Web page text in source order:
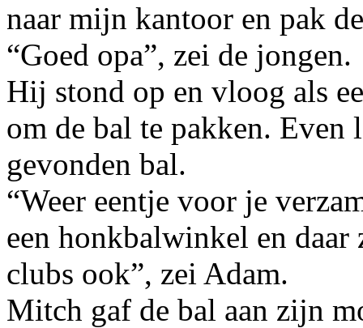
naar mijn kantoor en pak
“Goed opa”, zei de jongen.
Hij stond op en vloog als
om de bal te pakken. Even
gevonden bal.
“Weer eentje voor je
een honkbalwinkel en daar
clubs ook”, zei Adam.
Mitch gaf de bal aan zijn